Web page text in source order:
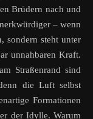
Brüdern nach und
– wenn
sondern steht unter
unnahbaren Kraft.
Straßenrand sind
die Luft selbst
Formationen
der Idylle. Warum